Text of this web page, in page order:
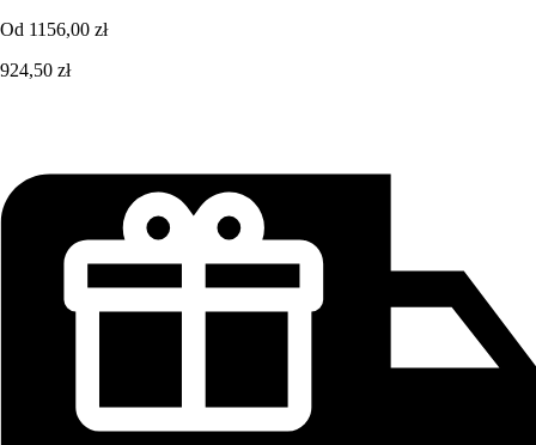
Od 1156,00 zł
924,50 zł